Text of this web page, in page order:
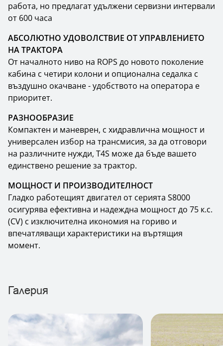
работа, но предлагат удължени сервизни интервали
от 600 часа
АБСОЛЮТНО УДОВОЛСТВИЕ ОТ УПРАВЛЕНИЕТО
НА ТРАКТОРА
От началното ниво на ROPS до новото поколение
кабина с четири колони и опционална седалка с
въздушно окачване - удобството на оператора е
приоритет.
РАЗНООБРАЗИЕ
Компактен и маневрен, с хидравлична мощност и
универсален избор на трансмисия, за да отговори
на различните нужди, T4S може да бъде вашето
единствено решение за трактор.
МОЩНОСТ И ПРОИЗВОДИТЕЛНОСТ
Гладко работещият двигател от серията S8000
осигурява ефективна и надеждна мощност до 75 к.с.
(CV) с изключителна икономия на гориво и
впечатляващи характеристики на въртящия
момент.
Галерия